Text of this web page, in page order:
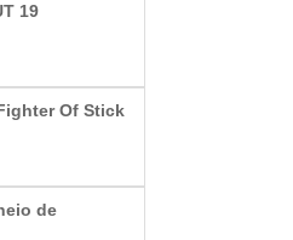
19
Of Stick
de